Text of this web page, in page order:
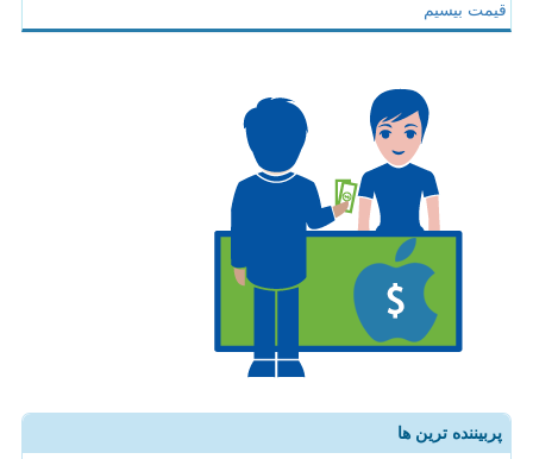
قیمت بیسیم
پربیننده ترین ها